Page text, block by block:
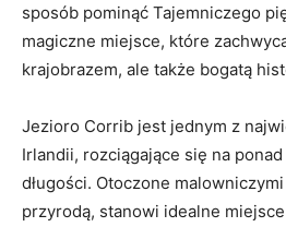
sposób pominąć Tajemniczego
magiczne miejsce, ‍które⁣
krajobrazem, ale także bogatą
Jezioro Corrib jest jednym z
⁤Irlandii, rozciągające się na
długości. Otoczone
przyrodą, stanowi idealne